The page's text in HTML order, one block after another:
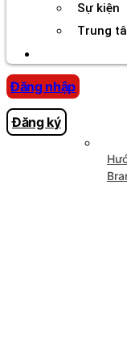
Sự kiện
Trung
Chương Trình
Đăng nhập
Đăng ký